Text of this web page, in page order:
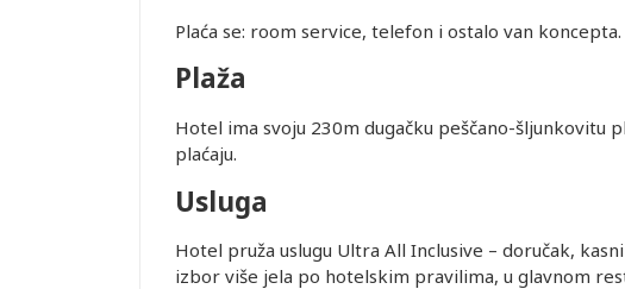
Plaća se: room service, telefon i ostalo van koncepta.
Plaža
Hotel ima svoju 230m dugačku peščano-šljunkovitu
plaćaju.
Usluga
Hotel pruža uslugu Ultra All Inclusive – doručak,
izbor više jela po hotelskim pravilima, u glavnom